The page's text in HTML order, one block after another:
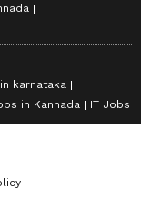
karnataka
in Kannada IT Jobs